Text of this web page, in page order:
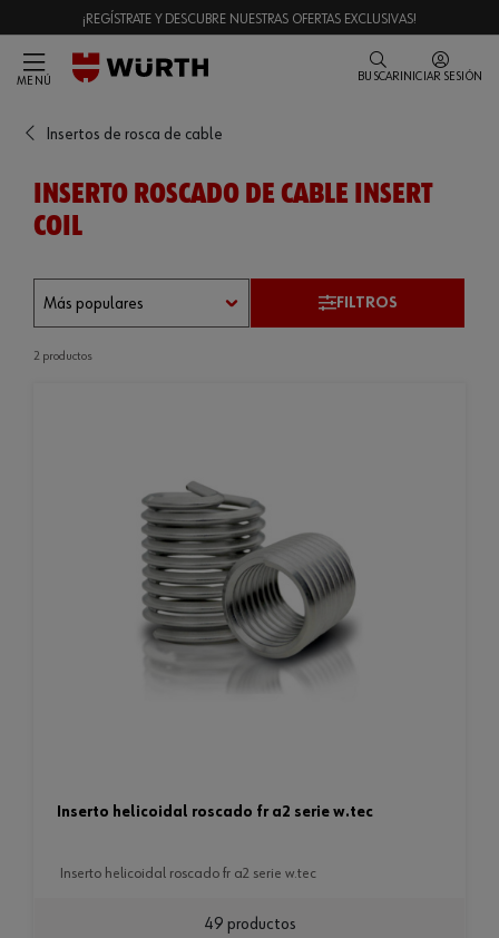
¡REGÍSTRATE Y DESCUBRE NUESTRAS OFERTAS EXCLUSIVAS!
MENÚ BUSCAR INICIAR SESIÓN
Insertos de rosca de cable
INSERTO ROSCADO DE CABLE INSERT
COIL
FILTROS
2 productos
inserto helicoidal roscado fr a2 serie w.tec
inserto helicoidal roscado fr a2 serie w.tec
49 productos